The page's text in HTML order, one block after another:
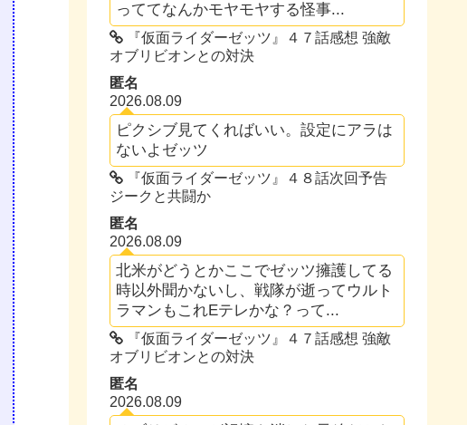
っててなんかモヤモヤする怪事...
『仮面ライダーゼッツ』４７話感想 強敵
オブリビオンとの対決
匿名
2026.08.09
ピクシブ見てくればいい。設定にアラは
ないよゼッツ
『仮面ライダーゼッツ』４８話次回予告
ジークと共闘か
匿名
2026.08.09
北米がどうとかここでゼッツ擁護してる
時以外聞かないし、戦隊が逝ってウルト
ラマンもこれEテレかな？って...
『仮面ライダーゼッツ』４７話感想 強敵
オブリビオンとの対決
匿名
2026.08.09